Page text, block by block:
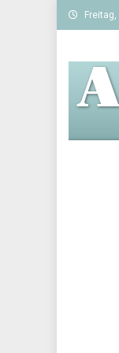
Skip
to